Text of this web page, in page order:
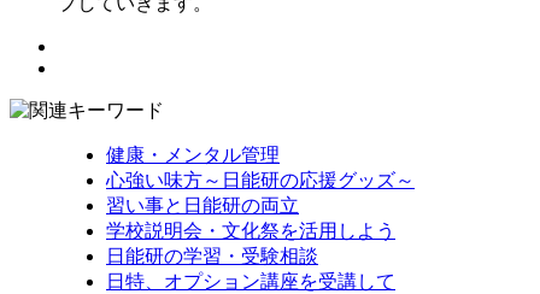
健康・メンタル管理
心強い味方～日能研の応援グッズ～
習い事と日能研の両立
学校説明会・文化祭を活用しよう
日能研の学習・受験相談
日特、オプション講座を受講して